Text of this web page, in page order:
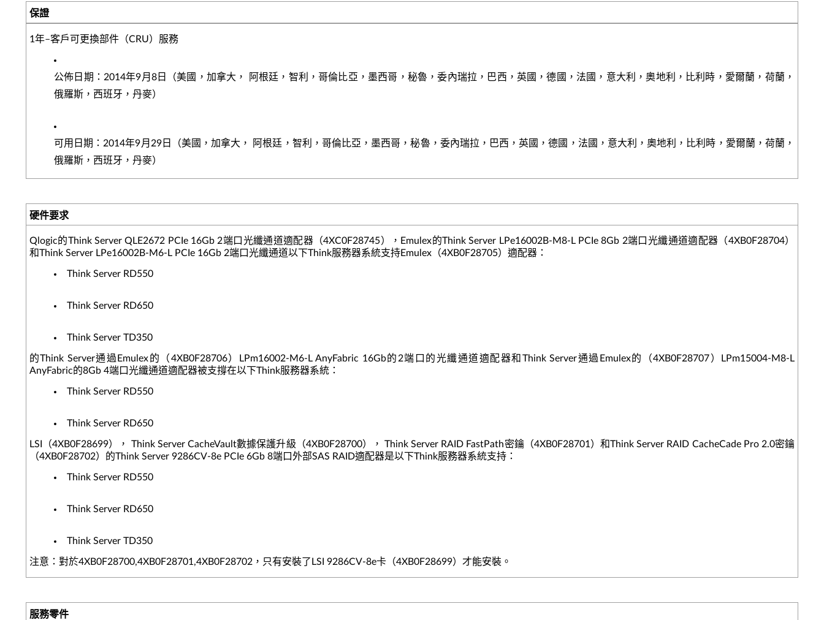
保證
1年–客戶可更換部件（CRU）服務
公佈日期：2014年9月8日（美國，加拿大， 阿根廷，智利，哥倫比亞，墨西哥，秘魯，委內瑞拉，巴西，英國，德國，法國，意大利，奧地利，比利時，愛爾蘭，荷蘭，
俄羅斯，西班牙，丹麥）
可用日期：2014年9月29日（美國，加拿大， 阿根廷，智利，哥倫比亞，墨西哥，秘魯，委內瑞拉，巴西，英國，德國，法國，意大利，奧地利，比利時，愛爾蘭，荷蘭，
俄羅斯，西班牙，丹麥）
硬件要求
Qlogic的Think Server QLE2672 PCIe 16Gb 2端口光纖通道適配器（4XC0F28745），Emulex的Think Server LPe16002B-M8-L PCIe 8Gb 2端口光纖通道適配器（4XB0F28704）
和Think Server LPe16002B-M6-L PCIe 16Gb 2端口光纖通道以下Think服務器系統支持Emulex（4XB0F28705）適配器：
Think Server RD550
Think Server RD650
Think Server TD350
的Think Server通過Emulex的（4XB0F28706）LPm16002-M6-L AnyFabric 16Gb的2端口的光纖通道適配器和Think Server通過Emulex的（4XB0F28707）LPm15004-M8-L
AnyFabric的8Gb 4端口光纖通道適配器被支撐在以下Think服務器系統：
Think Server RD550
Think Server RD650
LSI（4XB0F28699）， Think Server CacheVault數據保護升級（4XB0F28700）， Think Server RAID FastPath密鑰（4XB0F28701）和Think Server RAID CacheCade Pro 2.0密鑰
（4XB0F28702）的Think Server 9286CV-8e PCIe 6Gb 8端口外部SAS RAID適配器是以下Think服務器系統支持：
Think Server RD550
Think Server RD650
Think Server TD350
注意：對於4XB0F28700,4XB0F28701,4XB0F28702，只有安裝了LSI 9286CV-8e卡（4XB0F28699）才能安裝。
服務零件